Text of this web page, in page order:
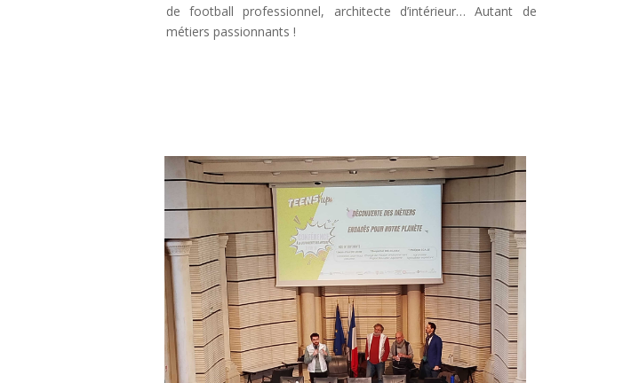
de football professionnel, architecte d’intérieur… Autant de
métiers passionnants !